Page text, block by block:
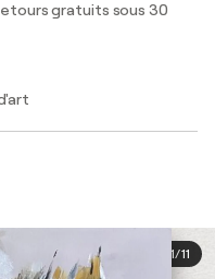
gratuits sous 30
1/11